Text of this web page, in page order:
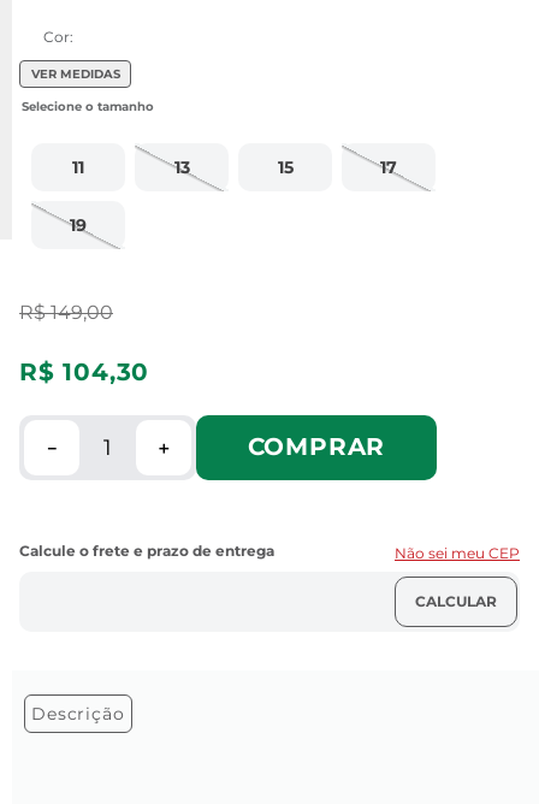
Cor:
VER MEDIDAS
11 13 15 17
19
R$ 149,00
R$ 104,30
＋
－ COMPRAR
Não sei meu CEP
Descrição